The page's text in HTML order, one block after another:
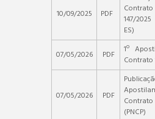
10/09/2025 PDF
147/
ES)
07/05/2026
PDF
1º
Contrato
07/05/2026 PDF
Contrato
(PNCP)